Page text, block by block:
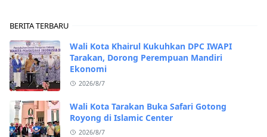
BERITA TERBARU
Wali Kota Khairul Kukuhkan DPC IWAPI
Tarakan, Dorong Perempuan Mandiri
Ekonomi
2026/8/7
Wali Kota Tarakan Buka Safari Gotong
Royong di Islamic Center
2026/8/7